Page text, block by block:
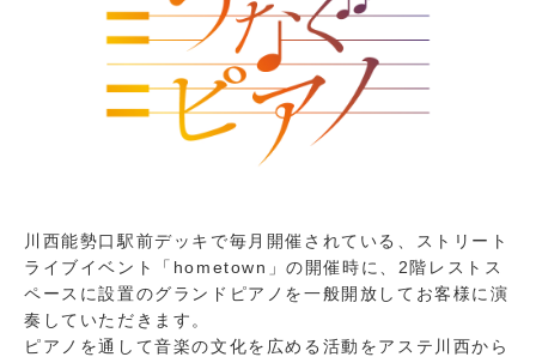
川西能勢口駅前デッキで毎月開催されている、ストリート
ライブイベント「hometown」の開催時に、2階レストス
ペースに設置のグランドピアノを一般開放してお客様に演
奏していただきます。
ピアノを通して音楽の文化を広める活動をアステ川西から